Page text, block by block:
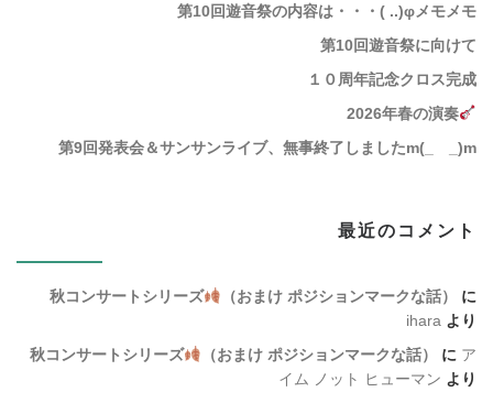
第10回遊音祭の内容は・・・( ..)φメモメモ
第10回遊音祭に向けて
１０周年記念クロス完成
2026年春の演奏
第9回発表会＆サンサンライブ、無事終了しましたm(_ _)m
最近のコメント
秋コンサートシリーズ （おまけ ポジションマークな話）
に
ihara より
秋コンサートシリーズ
（おまけ ポジションマークな話） に ア
イム ノット ヒューマン より